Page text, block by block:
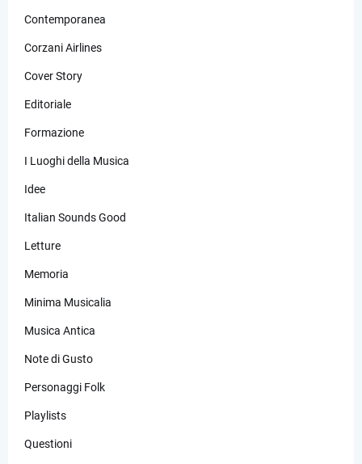
Contemporanea
Corzani Airlines
Cover Story
Editoriale
Formazione
I Luoghi della Musica
Idee
Italian Sounds Good
Letture
Memoria
Minima Musicalia
Musica Antica
Note di Gusto
Personaggi Folk
Playlists
Questioni